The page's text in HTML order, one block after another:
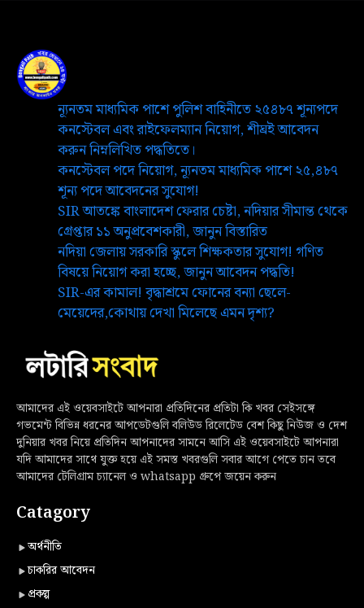
ন্যূনতম মাধ্যমিক পাশে পুলিশ বাহিনীতে ২৫৪৮৭ শূন্যপদে
কনস্টেবল এবং রাইফেলম্যান নিয়োগ, শীঘ্রই আবেদন
করুন নিম্নলিখিত পদ্ধতিতে।
কনস্টেবল পদে নিয়োগ, ন্যূনতম মাধ্যমিক পাশে ২৫,৪৮৭
শূন্য পদে আবেদনের সুযোগ!
SIR আতঙ্কে বাংলাদেশ ফেরার চেষ্টা, নদিয়ার সীমান্ত থেকে
গ্রেপ্তার ১১ অনুপ্রবেশকারী, জানুন বিস্তারিত
নদিয়া জেলায় সরকারি স্কুলে শিক্ষকতার সুযোগ! গণিত
বিষয়ে নিয়োগ করা হচ্ছে, জানুন আবেদন পদ্ধতি!
SIR-এর কামাল! বৃদ্ধাশ্রমে ফোনের বন্যা ছেলে-
মেয়েদের,কোথায় দেখা মিলেছে এমন দৃশ্য?
আমাদের এই ওয়েবসাইটে আপনারা প্রতিদিনের প্রতিটা কি খবর সেইসঙ্গে
গভমেন্ট বিভিন্ন ধরনের আপডেটগুলি বলিউড রিলেটেড বেশ কিছু নিউজ ও দেশ
দুনিয়ার খবর নিয়ে প্রতিদিন আপনাদের সামনে আসি এই ওয়েবসাইটে আপনারা
যদি আমাদের সাথে যুক্ত হয়ে এই সমস্ত খবরগুলি সবার আগে পেতে চান তবে
আমাদের টেলিগ্রাম চ্যানেল ও whatsapp গ্রুপে জয়েন করুন
Catagory
অর্থনীতি
চাকরির আবেদন
প্রকল্প